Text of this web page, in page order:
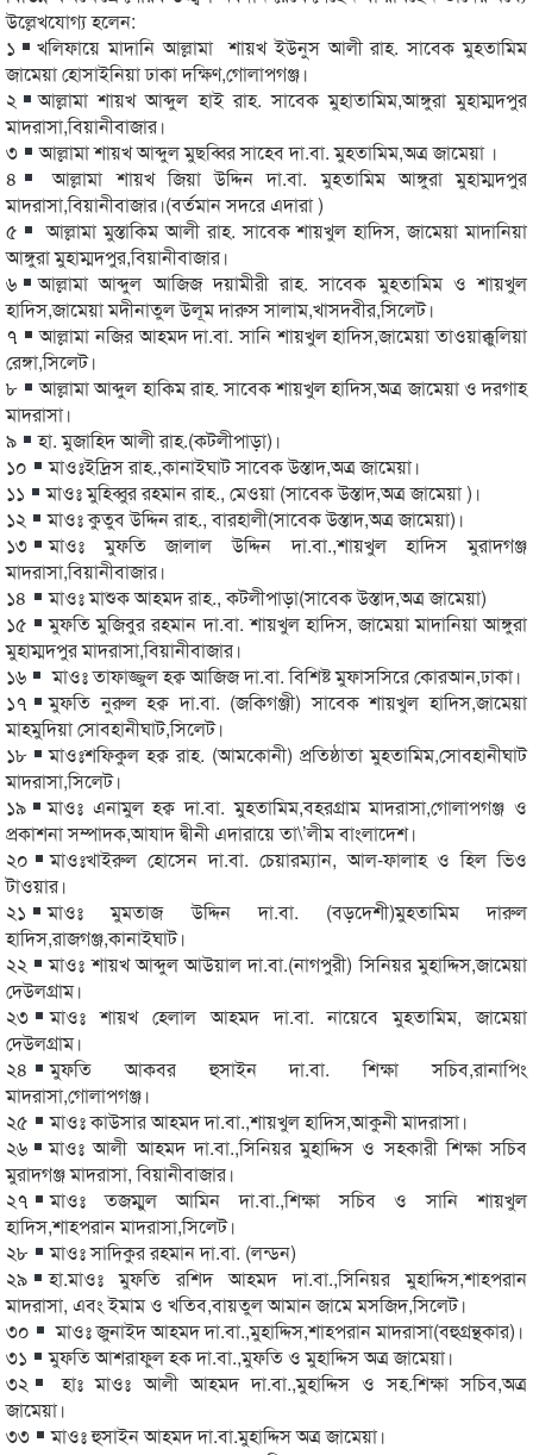
উল্লেখযোগ্য হলেন:
১
খলিফায়ে মাদানি আল্লামা শায়খ ইউনুস আলী রাহ. সাবেক মুহতামিম
জামেয়া হোসাইনিয়া ঢাকা দক্ষিণ,গোলাপগঞ্জ।
২
আল্লামা শায়খ আব্দুল হাই রাহ. সাবেক মুহাতামিম,আঙ্গুরা মুহাম্মদপুর
মাদরাসা,বিয়ানীবাজার।
৩
আল্লামা শায়খ আব্দুল মুছব্বির সাহেব দা.বা. মুহতামিম,অত্র জামেয়া ।
৪
আল্লামা শায়খ জিয়া উদ্দিন দা.বা. মুহতামিম আঙ্গুরা মুহাম্মদপুর
মাদরাসা,বিয়ানীবাজার।(বর্তমান সদরে এদারা )
৫
আল্লামা মুস্তাকিম আলী রাহ. সাবেক শায়খুল হাদিস, জামেয়া মাদানিয়া
আঙ্গুরা মুহাম্মদপুর,বিয়ানীবাজার।
৬
আল্লামা আব্দুল আজিজ দয়ামীরী রাহ. সাবেক মুহতামিম ও শায়খুল
হাদিস,জামেয়া মদীনাতুল উলূম দারুস সালাম,খাসদবীর,সিলেট।
৭
আল্লামা নজির আহমদ দা.বা. সানি শায়খুল হাদিস,জামেয়া তাওয়াক্কুলিয়া
রেঙ্গা,সিলেট।
৮
আল্লামা আব্দুল হাকিম রাহ. সাবেক শায়খুল হাদিস,অত্র জামেয়া ও দরগাহ
মাদরাসা।
৯
হা. মুজাহিদ আলী রাহ.(কটলীপাড়া)।
১০
মাওঃইদ্রিস রাহ.,কানাইঘাট সাবেক উস্তাদ,অত্র জামেয়া।
১১
মাওঃ মুহিব্বুর রহমান রাহ., মেওয়া (সাবেক উস্তাদ,অত্র জামেয়া )।
১২
মাওঃ কুতুব উদ্দিন রাহ., বারহালী(সাবেক উস্তাদ,অত্র জামেয়া)।
১৩
মাওঃ মুফতি জালাল উদ্দিন দা.বা.,শায়খুল হাদিস মুরাদগঞ্জ
মাদরাসা,বিয়ানীবাজার।
১৪
মাওঃ মাশুক আহমদ রাহ., কটলীপাড়া(সাবেক উস্তাদ,অত্র জামেয়া)
১৫
মুফতি মুজিবুর রহমান দা.বা. শায়খুল হাদিস, জামেয়া মাদানিয়া আঙ্গুরা
মুহাম্মদপুর মাদরাসা,বিয়ানীবাজার।
১৬
মাওঃ তাফাজ্জুল হক্ব আজিজ দা.বা. বিশিষ্ট মুফাসসিরে কোরআন,ঢাকা।
১৭
মুফতি নুরুল হক্ব দা.বা. (জকিগঞ্জী) সাবেক শায়খুল হাদিস,জামেয়া
মাহমুদিয়া সোবহানীঘাট,সিলেট।
১৮
মাওঃশফিকুল হক্ব রাহ. (আমকোনী) প্রতিষ্ঠাতা মুহতামিম,সোবহানীঘাট
মাদরাসা,সিলেট।
১৯
মাওঃ এনামুল হক্ব দা.বা. মুহতামিম,বহরগ্রাম মাদরাসা,গোলাপগঞ্জ ও
প্রকাশনা সম্পাদক,আযাদ দ্বীনী এদারায়ে তা\’লীম বাংলাদেশ।
২০
মাওঃখাইরুল হোসেন দা.বা. চেয়ারম্যান, আল-ফালাহ ও হিল ভিও
টাওয়ার।
২১
মাওঃ মুমতাজ উদ্দিন দা.বা. (বড়দেশী)মুহতামিম দারুল
হাদিস,রাজগঞ্জ,কানাইঘাট।
২২
মাওঃ শায়খ আব্দুল আউয়াল দা.বা.(নাগপুরী) সিনিয়র মুহাদ্দিস,জামেয়া
দেউলগ্রাম।
২৩
মাওঃ শায়খ হেলাল আহমদ দা.বা. নায়েবে মুহতামিম, জামেয়া
দেউলগ্রাম।
২৪
মুফতি আকবর হুসাইন দা.বা. শিক্ষা সচিব,রানাপিং
মাদরাসা,গোলাপগঞ্জ।
২৫
মাওঃ কাউসার আহমদ দা.বা.,শায়খুল হাদিস,আকুনী মাদরাসা।
২৬
মাওঃ আলী আহমদ দা.বা.,সিনিয়র মুহাদ্দিস ও সহকারী শিক্ষা সচিব
মুরাদগঞ্জ মাদরাসা, বিয়ানীবাজার।
২৭
মাওঃ তজম্মুল আমিন দা.বা.,শিক্ষা সচিব ও সানি শায়খুল
হাদিস,শাহপরান মাদরাসা,সিলেট।
২৮
মাওঃ সাদিকুর রহমান দা.বা. (লন্ডন)
২৯
হা.মাওঃ মুফতি রশিদ আহমদ দা.বা.,সিনিয়র মুহাদ্দিস,শাহপরান
মাদরাসা, এবং ইমাম ও খতিব,বায়তুল আমান জামে মসজিদ,সিলেট।
৩০
মাওঃ জুনাইদ আহমদ দা.বা.,মুহাদ্দিস,শাহপরান মাদরাসা(বহুগ্রন্থকার)।
৩১
মুফতি আশরাফুল হক দা.বা.,মুফতি ও মুহাদ্দিস অত্র জামেয়া।
৩২
হাঃ মাওঃ আলী আহমদ দা.বা.,মুহাদ্দিস ও সহ.শিক্ষা সচিব,অত্র
জামেয়া।
৩৩
মাওঃ হুসাইন আহমদ দা.বা.মুহাদ্দিস অত্র জামেয়া।